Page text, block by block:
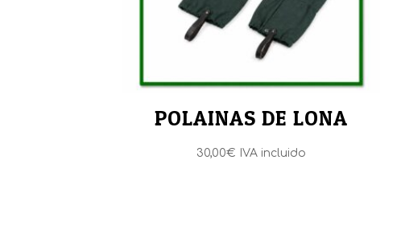
POLAINAS DE LONA
30,00€ IVA incluido